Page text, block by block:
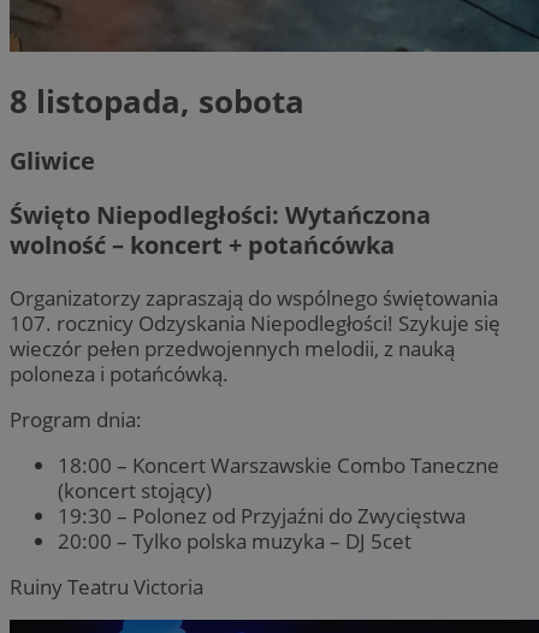
8 listopada, sobota
Gliwice
Święto Niepodległości: Wytańczona
wolność – koncert + potańcówka
Organizatorzy zapraszają do wspólnego świętowania
107. rocznicy Odzyskania Niepodległości! Szykuje się
wieczór pełen przedwojennych melodii, z nauką
poloneza i potańcówką.
Program dnia:
18:00 – Koncert Warszawskie Combo Taneczne
(koncert stojący)
19:30 – Polonez od Przyjaźni do Zwycięstwa
20:00 – Tylko polska muzyka – DJ 5cet
Ruiny Teatru Victoria